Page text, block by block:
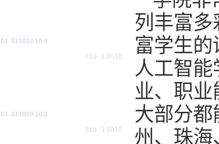
列丰富
富学生
人工智
业、职
大部分
州、珠